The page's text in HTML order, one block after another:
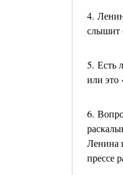
4.
слышит
5. Есть
или это
6.
Ленина
прессе